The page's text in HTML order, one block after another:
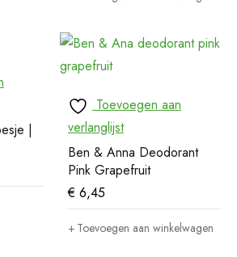
|
Toevoegen aan
verlanglijst
Ben & Anna Deodorant
Pink Grapefruit
€ 6,45
Toevoegen aan winkelwagen